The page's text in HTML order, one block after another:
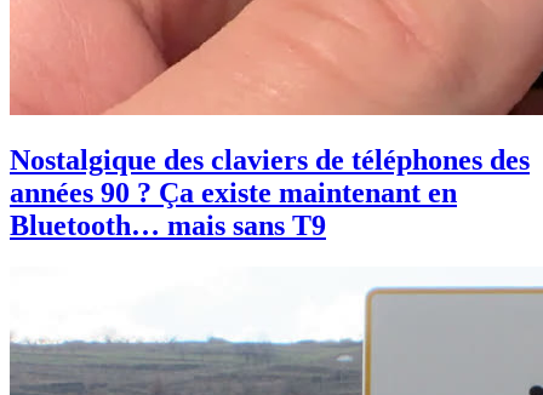
Nostalgique des claviers de téléphones des
années 90 ? Ça existe maintenant en
Bluetooth… mais sans T9